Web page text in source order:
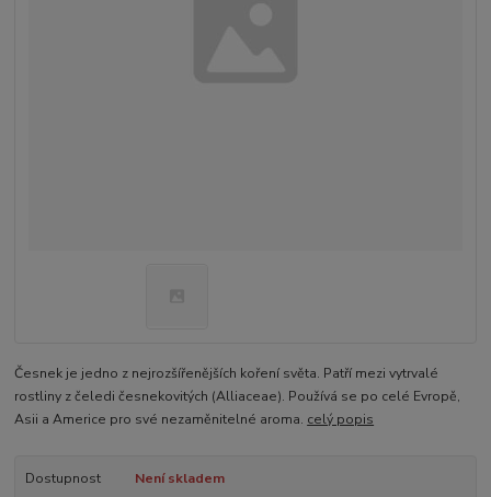
Česnek je jedno z nejrozšířenějších koření světa. Patří mezi vytrvalé
rostliny z čeledi česnekovitých (Alliaceae). Používá se po celé Evropě,
Asii a Americe pro své nezaměnitelné aroma. celý popis
Dostupnost
Není skladem